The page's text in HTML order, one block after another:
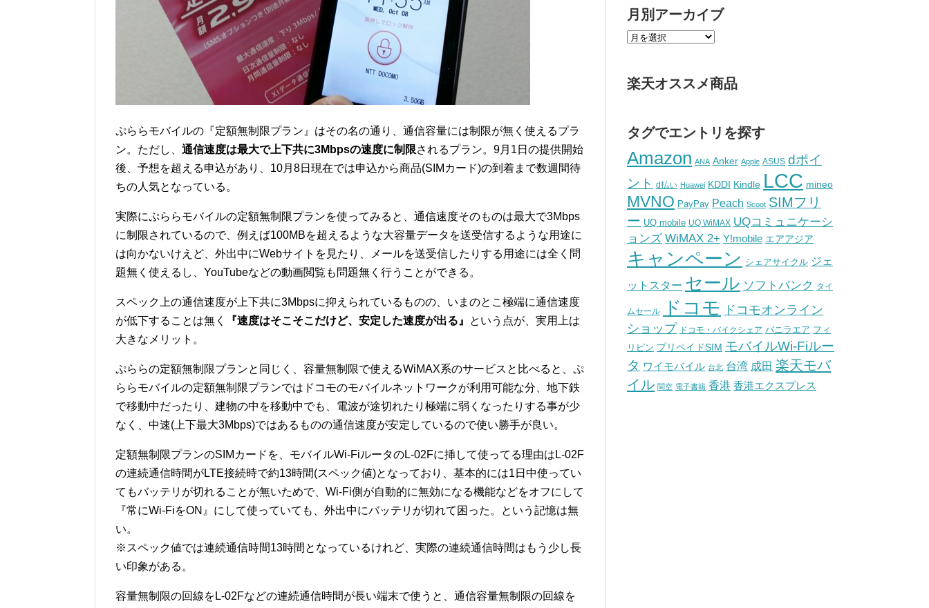
ぷららモバイルの『定額無制限プラン』はその名の通り、通信容量には制限が無く使えるプラ
ン。ただし、 通信速度は最大で上下共に3Mbpsの速度に制限されるプラン。9月1日の提供開始
後、予想を超える申込があり、10月8日現在では申込から商品(SIMカード)の到着まで数週間待
ちの人気となっている。
実際にぷららモバイルの定額無制限プランを使ってみると、通信速度そのものは最大で3Mbps
に制限されているので、例えば100MBを超えるような大容量データを送受信するような用途に
は向かないけえど、外出中にWebサイトを見たり、メールを送受信したりする用途には全く問
題無く使えるし、YouTubeなどの動画閲覧も問題無く行うことができる。
スペック上の通信速度が上下共に3Mbpsに抑えられているものの、いまのとこ極端に通信速度
が低下することは無く
『速度はそこそこだけど、安定した速度が出る』
という点が、実用上は
大きなメリット。
ぷららの定額無制限プランと同じく、容量無制限で使えるWiMAX系のサービスと比べると、ぷ
ららモバイルの定額無制限プランではドコモのモバイルネットワークが利用可能な分、地下鉄
で移動中だったり、建物の中を移動中でも、電波が途切れたり極端に弱くなったりする事が少
なく、中速(上下最大3Mbps)ではあるものの通信速度が安定しているので使い勝手が良い。
定額無制限プランのSIMカードを、モバイルWi-FiルータのL-02Fに挿して使ってる理由はL-02F
の連続通信時間がLTE接続時で約13時間(スペック値)となっており、基本的には1日中使ってい
てもバッテリが切れることが無いためで、Wi-Fi側が自動的に無効になる機能などをオフにして
『常にWi-FiをON』にして使っていても、外出中にバッテリが切れて困った。という記憶は無
い。
※スペック値では連続通信時間13時間となっているけれど、実際の連続通信時間はもう少し長
い印象がある。
容量無制限の回線をL-02Fなどの連続通信時間が長い端末で使うと、通信容量無制限の回線を
月別アーカイブ
楽天オススメ商品
タグでエントリを探す
Amazon ANA Anker Apple ASUS dポイ
ント
d払い Huawei KDDI Kindle LCC mineo
MVNO PayPay Peach Scoot SIMフリ
ー UQ mobile UQ WiMAX UQコミュニケーシ
ョンズ WiMAX 2+ Y!mobile エアアジア
キャンペーン シェアサイクル ジェ
ットスター セール ソフトバンク タイ
ムセール ドコモ
ドコモオンライン
ショップ ドコモ・バイクシェア バニラエア フィ
リピン プリペイドSIM モバイルWi-Fiルー
タ ワイモバイル 台北 台湾 成田 楽天モバ
イル 関空 電子書籍 香港 香港エクスプレス